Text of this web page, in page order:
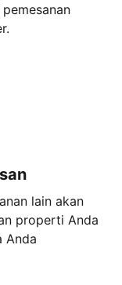
lain akan
properti Anda
Anda